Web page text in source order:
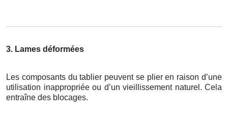
3. Lames déformées
Les composants du tablier peuvent se plier en raison d’une
utilisation inappropriée ou d’un vieillissement naturel. Cela
entraîne des blocages.